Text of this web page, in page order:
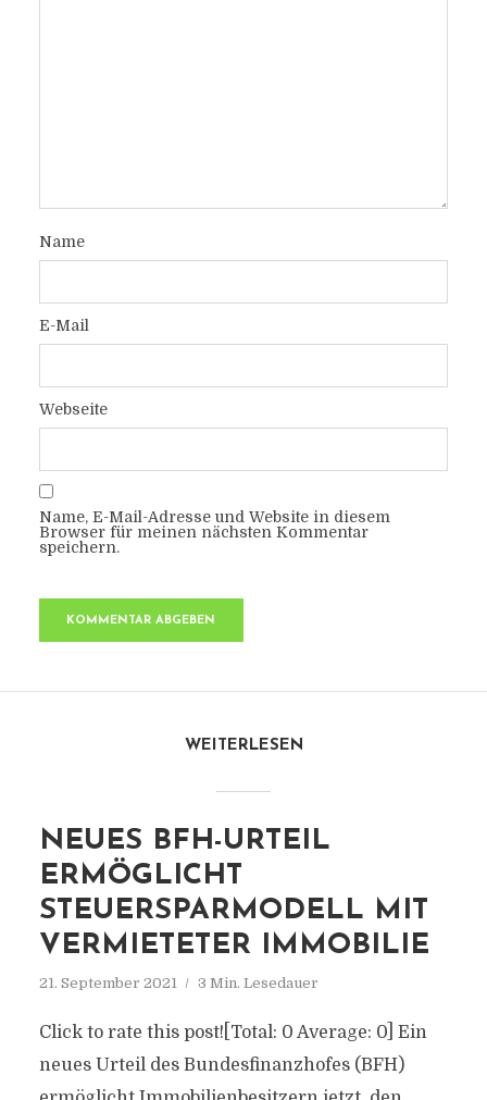
Name
E-Mail
Webseite
Name, E-Mail-Adresse und Website in diesem
Browser für meinen nächsten Kommentar
speichern.
WEITERLESEN
NEUES BFH-URTEIL
ERMÖGLICHT
STEUERSPARMODELL MIT
VERMIETETER IMMOBILIE
21. September 2021 3 Min. Lesedauer
Click to rate this post![Total: 0 Average: 0] Ein
neues Urteil des Bundesfinanzhofes (BFH)